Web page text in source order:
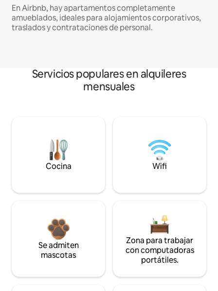
En Airbnb, hay apartamentos completamente
amueblados, ideales para alojamientos corporativos,
traslados y contrataciones de personal.
Servicios populares en alquileres
mensuales
Cocina Wifi
Se admiten
mascotas
Zona para trabajar
con computadoras
portátiles.